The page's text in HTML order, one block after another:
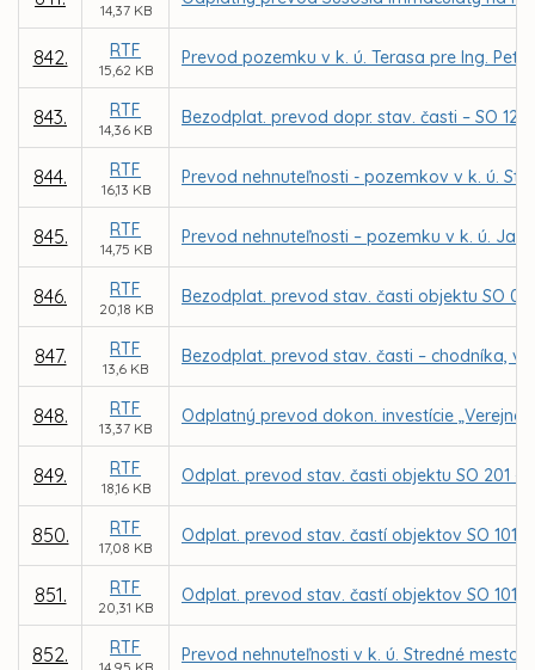
14,37 KB
842. RTF
15,62 KB
Prevod pozemku v k. ú. Terasa pre Ing.
843. RTF
14,36 KB
Bezodplat. prevod dopr. stav. časti – SO 12
844. RTF
16,13 KB
Prevod nehnuteľnosti - pozemkov v k. ú.
845. RTF
14,75 KB
Prevod nehnuteľnosti – pozemku v k. ú.
846. RTF
20,18 KB
Bezodplat. prevod stav. časti objektu SO
847. RTF
13,6 KB
Bezodplat. prevod stav. časti – chodníka, v
848. RTF
13,37 KB
Odplatný prevod dokon. investície
849. RTF
18,16 KB
Odplat. prevod stav. časti objektu SO 201 –
850. RTF
17,08 KB
Odplat. prevod stav. častí objektov SO 101 -
851. RTF
20,31 KB
Odplat. prevod stav. častí objektov SO 101-
852. RTF Prevod nehnuteľnosti v k. ú. Stredné mesto